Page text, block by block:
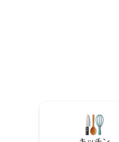
を愛する人の夢。窓か
を覚ますか、ホットタ